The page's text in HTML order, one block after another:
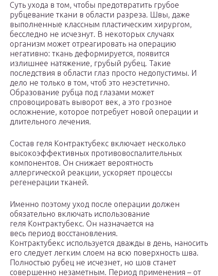
Суть ухода в том, чтобы предотвратить грубое
рубцевание ткани в области разреза. Швы, даже
выполненные классным пластическим хирургом,
бесследно не исчезнут. В некоторых случаях
организм может отреагировать на операцию
негативно: ткань деформируется, появится
излишнее натяжение, грубый рубец. Такие
последствия в области глаз просто недопустимы. И
дело не только в том, чтоб это неэстетично.
Образование рубца под глазами может
спровоцировать выворот век, а это грозное
осложнение, которое потребует новой операции и
длительного лечения.
Состав геля Контрактубекс включает несколько
высокоэффективных противовоспалительных
компонентов. Он снижает вероятность
аллергической реакции, ускоряет процессы
регенерации тканей.
Именно поэтому уход после операции должен
обязательно включать использование
геля Контрактубекс. Он назначается на
весь период восстановления.
Контрактубекс используется дважды в день, наносить
его следует легким слоем на всю поверхность шва.
Полностью рубец не исчезнет, но шов станет
совершенно незаметным. Период применения – от